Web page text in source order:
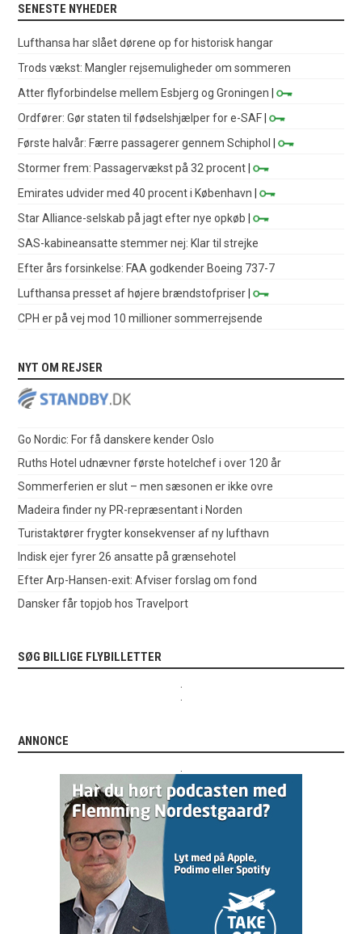
SENESTE NYHEDER
Lufthansa har slået dørene op for historisk hangar
Trods vækst: Mangler rejsemuligheder om sommeren
Atter flyforbindelse mellem Esbjerg og Groningen |
Ordfører: Gør staten til fødselshjælper for e-SAF |
Første halvår: Færre passagerer gennem Schiphol
|
Stormer frem: Passagervækst på 32 procent |
Emirates udvider med 40 procent i København |
Star Alliance-selskab på jagt efter nye opkøb |
SAS-kabineansatte stemmer nej: Klar til strejke
Efter års forsinkelse: FAA godkender Boeing 737-7
Lufthansa presset af højere brændstofpriser |
CPH er på vej mod 10 millioner sommerrejsende
NYT OM REJSER
Go Nordic: For få danskere kender Oslo
Ruths Hotel udnævner første hotelchef i over 120 år
Sommerferien er slut – men sæsonen er ikke ovre
Madeira finder ny PR-repræsentant i Norden
Turistaktører frygter konsekvenser af ny lufthavn
Indisk ejer fyrer 26 ansatte på grænsehotel
Efter Arp-Hansen-exit: Afviser forslag om fond
Dansker får topjob hos Travelport
SØG BILLIGE FLYBILLETTER
ANNONCE